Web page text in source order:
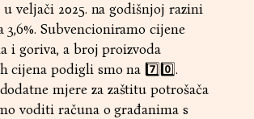
veljači 2025. na godišnjoj razini
3,6%. Subvencioniramo cijene
i goriva, a broj proizvoda
cijena podigli smo na 7️⃣0️⃣.
mjere za zaštitu potrošača
voditi računa o građanima s